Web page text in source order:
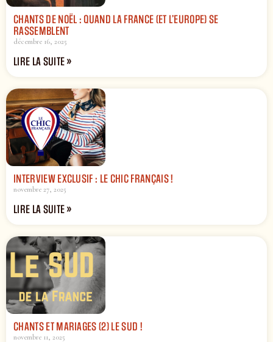
CHANTS DE NOËL : QUAND LA FRANCE (ET L’EUROPE) SE
RASSEMBLENT
décembre 16, 2025
LIRE LA SUITE »
INTERVIEW EXCLUSIF : LE CHIC FRANÇAIS !
novembre 27, 2025
LIRE LA SUITE »
CHANTS ET MARIAGES (2) LE SUD !
novembre 11, 2025